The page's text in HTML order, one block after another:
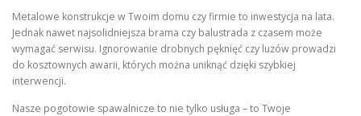
Metalowe konstrukcje w Twoim domu czy firmie to inwestycja na lata.
Jednak nawet najsolidniejsza brama czy balustrada z czasem może
wymagać serwisu. Ignorowanie drobnych pęknięć czy luzów prowadzi
do kosztownych awarii, których można uniknąć dzięki szybkiej
interwencji.
Nasze pogotowie spawalnicze to nie tylko usługa – to Twoje